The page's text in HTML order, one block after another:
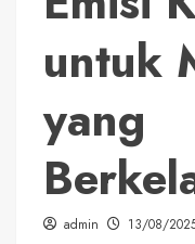
untuk
yang
admin 13/08/